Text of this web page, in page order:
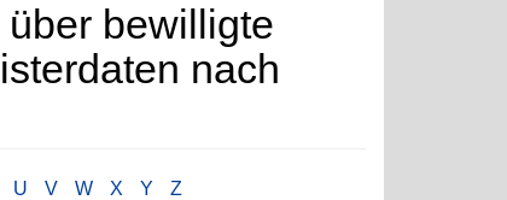
bewilligte
nach
U V W X Y Z